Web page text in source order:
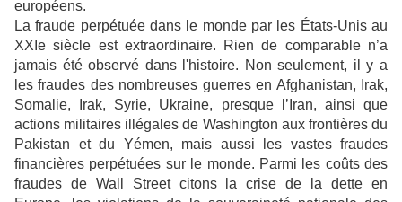
européens.
La fraude perpétuée dans le monde par les États-Unis au
XXIe siècle est extraordinaire. Rien de comparable n’a
jamais été observé dans l'histoire. Non seulement, il y a
les fraudes des nombreuses guerres en Afghanistan, Irak,
Somalie, Irak, Syrie, Ukraine, presque l’Iran, ainsi que
actions militaires illégales de Washington aux frontières du
Pakistan et du Yémen, mais aussi les vastes fraudes
financières perpétuées sur le monde. Parmi les coûts des
fraudes de Wall Street citons la crise de la dette en